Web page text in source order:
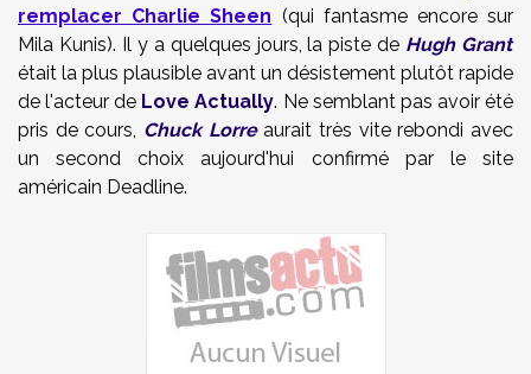
remplacer Charlie Sheen (qui fantasme encore sur
Mila Kunis). Il y a quelques jours, la piste de Hugh Grant
était la plus plausible avant un désistement plutôt rapide
de l'acteur de Love Actually. Ne semblant pas avoir été
pris de cours, Chuck Lorreaurait très vite rebondi avec
un second choix aujourd'hui confirmé par le site
américain Deadline.